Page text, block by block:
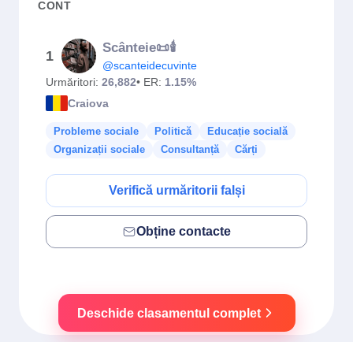
CONT
1
Scânteie📜🕯
@scanteidecuvinte
Urmăritori: 26,882• ER: 1.15%
Craiova
Probleme sociale Politică
Educație socială
Organizații sociale
Consultanță Cărți
Verifică urmăritorii falși
Obține contacte
Deschide clasamentul complet